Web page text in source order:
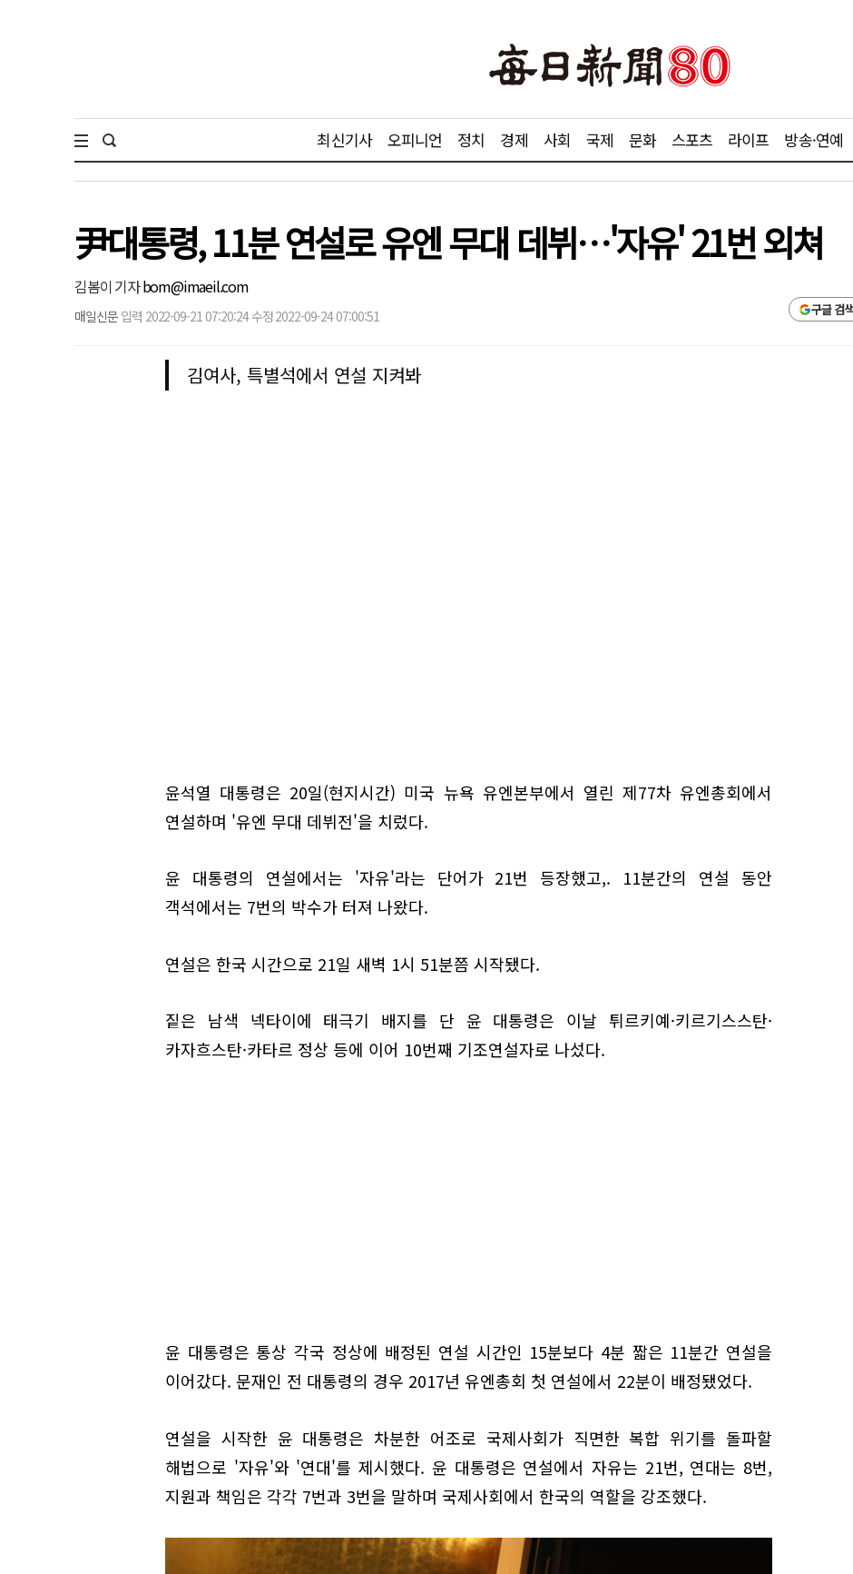
최신기사 오피니언 정치 경제 사회 국제 문화 스포츠 라이프 방송·연예
尹대통령, 11분 연설로 유엔 무대 데뷔…'자유' 21번 외쳐
김봄이 기자bom@imaeil.com
매일신문 입력 2022-09-21 07:20:24 수정 2022-09-24 07:00:51 구글 검
김여사, 특별석에서 연설 지켜봐
윤석열 대통령은 20일(현지시간) 미국 뉴욕 유엔본부에서 열린 제77차 유엔총회에서
연설하며 '유엔 무대 데뷔전'을 치렀다.
윤 대통령의 연설에서는 '자유'라는 단어가 21번 등장했고,. 11분간의 연설 동안
객석에서는 7번의 박수가 터져 나왔다.
연설은 한국 시간으로 21일 새벽 1시 51분쯤 시작됐다.
짙은 남색 넥타이에 태극기 배지를 단 윤 대통령은 이날 튀르키예·키르기스스탄·
카자흐스탄·카타르 정상 등에 이어 10번째 기조연설자로 나섰다.
윤 대통령은 통상 각국 정상에 배정된 연설 시간인 15분보다 4분 짧은 11분간 연설을
이어갔다. 문재인 전 대통령의 경우 2017년 유엔총회 첫 연설에서 22분이 배정됐었다.
연설을 시작한 윤 대통령은 차분한 어조로 국제사회가 직면한 복합 위기를 돌파할
해법으로 '자유'와 '연대'를 제시했다. 윤 대통령은 연설에서 자유는 21번, 연대는 8번,
지원과 책임은 각각 7번과 3번을 말하며 국제사회에서 한국의 역할을 강조했다.